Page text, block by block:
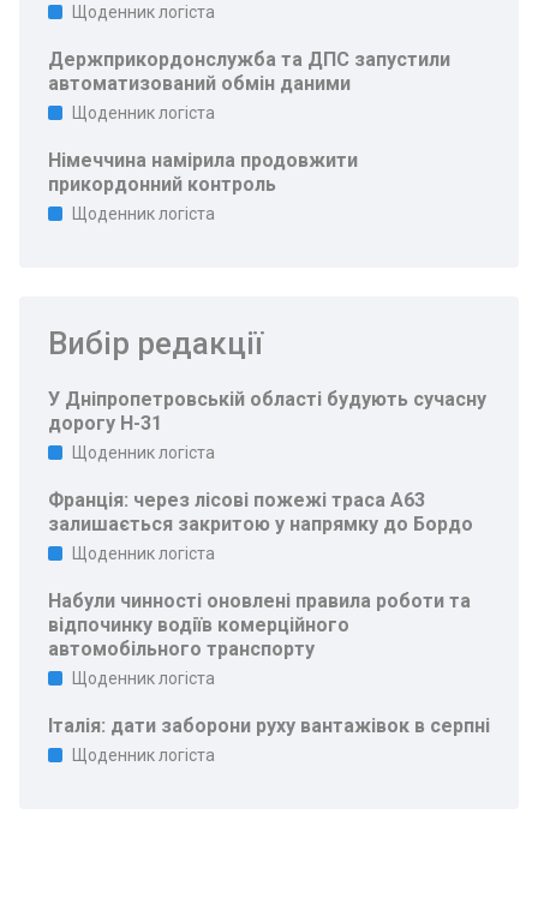
Щоденник логіста
Держприкордонслужба та ДПС запустили
автоматизований обмін даними
Щоденник логіста
Німеччина намірила продовжити
прикордонний контроль
Щоденник логіста
Вибір редакції
У Дніпропетровській області будують сучасну
дорогу Н-31
Щоденник логіста
Франція: через лісові пожежі траса A63
залишається закритою у напрямку до Бордо
Щоденник логіста
Набули чинності оновлені правила роботи та
відпочинку водіїв комерційного
автомобільного транспорту
Щоденник логіста
Італія: дати заборони руху вантажівок в серпні
Щоденник логіста